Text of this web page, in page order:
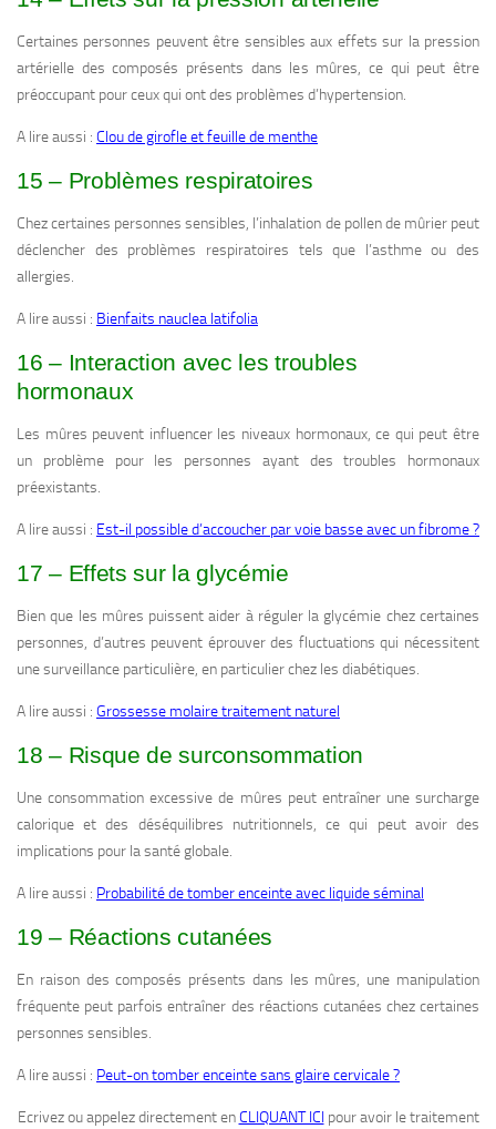
Certaines personnes peuvent être sensibles aux effets sur la pression
artérielle des composés présents dans les mûres, ce qui peut être
préoccupant pour ceux qui ont des problèmes d’hypertension.
A lire aussi : Clou de girofle et feuille de menthe
15 – Problèmes respiratoires
Chez certaines personnes sensibles, l’inhalation de pollen de mûrier peut
déclencher des problèmes respiratoires tels que l’asthme ou des
allergies.
A lire aussi : Bienfaits nauclea latifolia
16 – Interaction avec les troubles
hormonaux
Les mûres peuvent influencer les niveaux hormonaux, ce qui peut être
un problème pour les personnes ayant des troubles hormonaux
préexistants.
A lire aussi : Est-il possible d’accoucher par voie basse avec un fibrome ?
17 – Effets sur la glycémie
Bien que les mûres puissent aider à réguler la glycémie chez certaines
personnes, d’autres peuvent éprouver des fluctuations qui nécessitent
une surveillance particulière, en particulier chez les diabétiques.
A lire aussi : Grossesse molaire traitement naturel
18 – Risque de surconsommation
Une consommation excessive de mûres peut entraîner une surcharge
calorique et des déséquilibres nutritionnels, ce qui peut avoir des
implications pour la santé globale.
A lire aussi : Probabilité de tomber enceinte avec liquide séminal
19 – Réactions cutanées
En raison des composés présents dans les mûres, une manipulation
fréquente peut parfois entraîner des réactions cutanées chez certaines
personnes sensibles.
A lire aussi : Peut-on tomber enceinte sans glaire cervicale ?
Ecrivez ou appelez directement enCLIQUANT ICI pour avoir le traitement